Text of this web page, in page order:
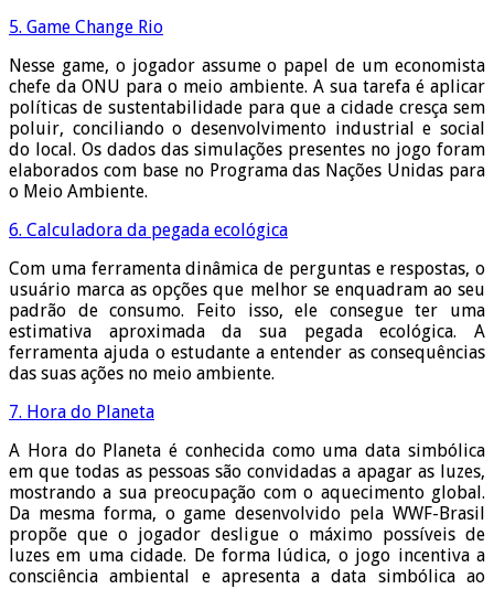
5. Game Change Rio
Nesse game, o jogador assume o papel de um economista
chefe da ONU para o meio ambiente. A sua tarefa é aplicar
políticas de sustentabilidade para que a cidade cresça sem
poluir, conciliando o desenvolvimento industrial e social
do local. Os dados das simulações presentes no jogo foram
elaborados com base no Programa das Nações Unidas para
o Meio Ambiente.
6. Calculadora da pegada ecológica
Com uma ferramenta dinâmica de perguntas e respostas, o
usuário marca as opções que melhor se enquadram ao seu
padrão de consumo. Feito isso, ele consegue ter uma
estimativa aproximada da sua pegada ecológica. A
ferramenta ajuda o estudante a entender as consequências
das suas ações no meio ambiente.
7. Hora do Planeta
A Hora do Planeta é conhecida como uma data simbólica
em que todas as pessoas são convidadas a apagar as luzes,
mostrando a sua preocupação com o aquecimento global.
Da mesma forma, o game desenvolvido pela WWF-Brasil
propõe que o jogador desligue o máximo possíveis de
luzes em uma cidade. De forma lúdica, o jogo incentiva a
consciência ambiental e apresenta a data simbólica ao